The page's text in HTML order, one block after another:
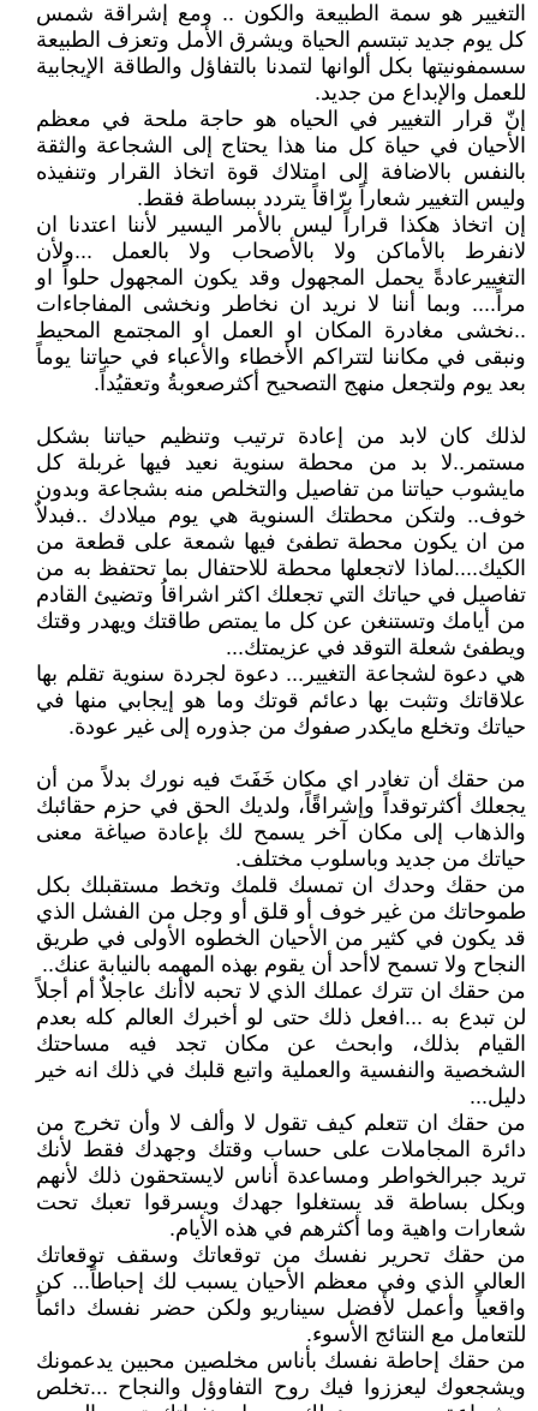
التغيير هو سمة الطبيعة والكون .. ومع إشراقة شمس
كل يوم جديد تبتسم الحياة ويشرق الأمل وتعزف الطبيعة
سسمفونيتها بكل ألوانها لتمدنا بالتفاؤل والطاقة الإيجابية
للعمل والإبداع من جديد.
إنّ قرار التغيير في الحياه هو حاجة ملحة في معظم
الأحيان في حياة كل منا هذا يحتاج إلى الشجاعة والثقة
بالنفس بالاضافة إلى امتلاك قوة اتخاذ القرار وتنفيذه
وليس التغيير شعاراً برّاقاً يتردد ببساطة فقط.
إن اتخاذ هكذا قراراً ليس بالأمر اليسير لأننا اعتدنا ان
لانفرط بالأماكن ولا بالأصحاب ولا بالعمل ...ولأن
التغييرعادةً يحمل المجهول وقد يكون المجهول حلواً او
مراً.... وبما أننا لا نريد ان نخاطر ونخشى المفاجاءات
..نخشى مغادرة المكان او العمل او المجتمع المحيط
ونبقى في مكاننا لتتراكم الأخطاء والأعباء في حياتنا يوماً
بعد يوم ولتجعل منهج التصحيح أكثرصعوبةُ وتعقيُداً.
لذلك كان لابد من إعادة ترتيب وتنظيم حياتنا بشكل
مستمر..لا بد من محطة سنوية نعيد فيها غربلة كل
مايشوب حياتنا من تفاصيل والتخلص منه بشجاعة وبدون
خوف.. ولتكن محطتك السنوية هي يوم ميلادك ..فبدلاٌ
من ان يكون محطة تطفئ فيها شمعة على قطعة من
الكيك....لماذا لاتجعلها محطة للاحتفال بما تحتفظ به من
تفاصيل في حياتك التي تجعلك اكثر اشراقاُ وتضيئ القادم
من أيامك وتستنغن عن كل ما يمتص طاقتك ويهدر وقتك
ويطفئ شعلة التوقد في عزيمتك...
هي دعوة لشجاعة التغيير... دعوة لجردة سنوية تقلم بها
علاقاتك وتثبت بها دعائم قوتك وما هو إيجابي منها في
حياتك وتخلع مايكدر صفوك من جذوره إلى غير عودة.
من حقك أن تغادر اي مكان خَفَتَ فيه نورك بدلاً من أن
يجعلك أكثرتوقداً وإشراقًاً، ولديك الحق في حزم حقائبك
والذهاب إلى مكان آخر يسمح لك بإعادة صياغة معنى
حياتك من جديد وباسلوب مختلف.
من حقك وحدك ان تمسك قلمك وتخط مستقبلك بكل
طموحاتك من غير خوف أو قلق أو وجل من الفشل الذي
قد يكون في كثير من الأحيان الخطوه الأولى في طريق
النجاح ولا تسمح لاأحد أن يقوم بهذه المهمه بالنيابة عنك..
من حقك ان تترك عملك الذي لا تحبه لاأنك عاجلاٌ أم أجلاً
لن تبدع به ...افعل ذلك حتى لو أخبرك العالم كله بعدم
القيام بذلك، وابحث عن مكان تجد فيه مساحتك
الشخصية والنفسية والعملية واتبع قلبك في ذلك انه خير
دليل...
من حقك ان تتعلم كيف تقول لا وألف لا وأن تخرج من
دائرة المجاملات على حساب وقتك وجهدك فقط لأنك
تريد جبرالخواطر ومساعدة أناس لايستحقون ذلك لأنهم
وبكل بساطة قد يستغلوا جهدك ويسرقوا تعبك تحت
شعارات واهية وما أكثرهم في هذه الأيام.
من حقك تحرير نفسك من توقعاتك وسقف توقعاتك
العالي الذي وفي معظم الأحيان يسبب لك إحباطاً... كن
واقعياً وأعمل لأفضل سيناريو ولكن حضر نفسك دائماً
للتعامل مع النتائج الأسوء.
من حقك إحاطة نفسك بأناس مخلصين محبين يدعمونك
ويشجعوك ليعززوا فيك روح التفاوؤل والنجاح ...تخلص